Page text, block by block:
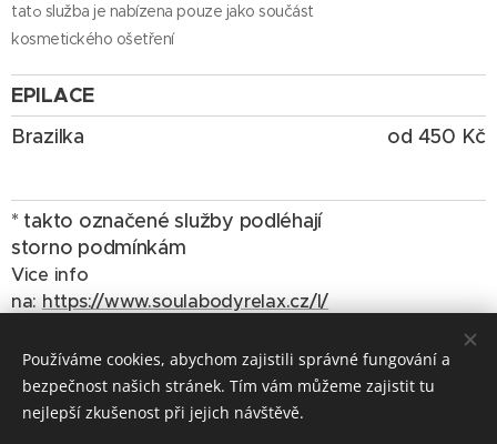
tato služba je nabízena pouze jako součást
kosmetického ošetření
EPILACE
Brazilka od 450 Kč
* takto označené služby podléhají
storno podmínkám
Vice info
na: https://www.soulabodyrelax.cz/l/
Používáme cookies, abychom zajistili správné fungování a
bezpečnost našich stránek. Tím vám můžeme zajistit tu
nejlepší zkušenost při jejich návštěvě.